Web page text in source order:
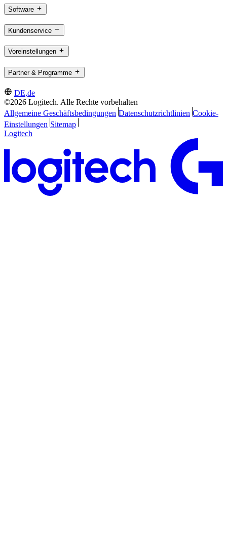
Software
Kundenservice
Voreinstellungen
Partner & Programme
DE,de
©2026 Logitech. Alle Rechte vorbehalten
Allgemeine Geschäftsbedingungen Datenschutzrichtlinien Cookie-
Einstellungen Sitemap
Logitech